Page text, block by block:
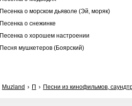
Песенка о морском дьяволе (Эй, моряк)
Песенка о снежинке
Песенка о хорошем настроении
Песня мушкетеров (Боярский)
Muzland П Песни из кинофильмов,